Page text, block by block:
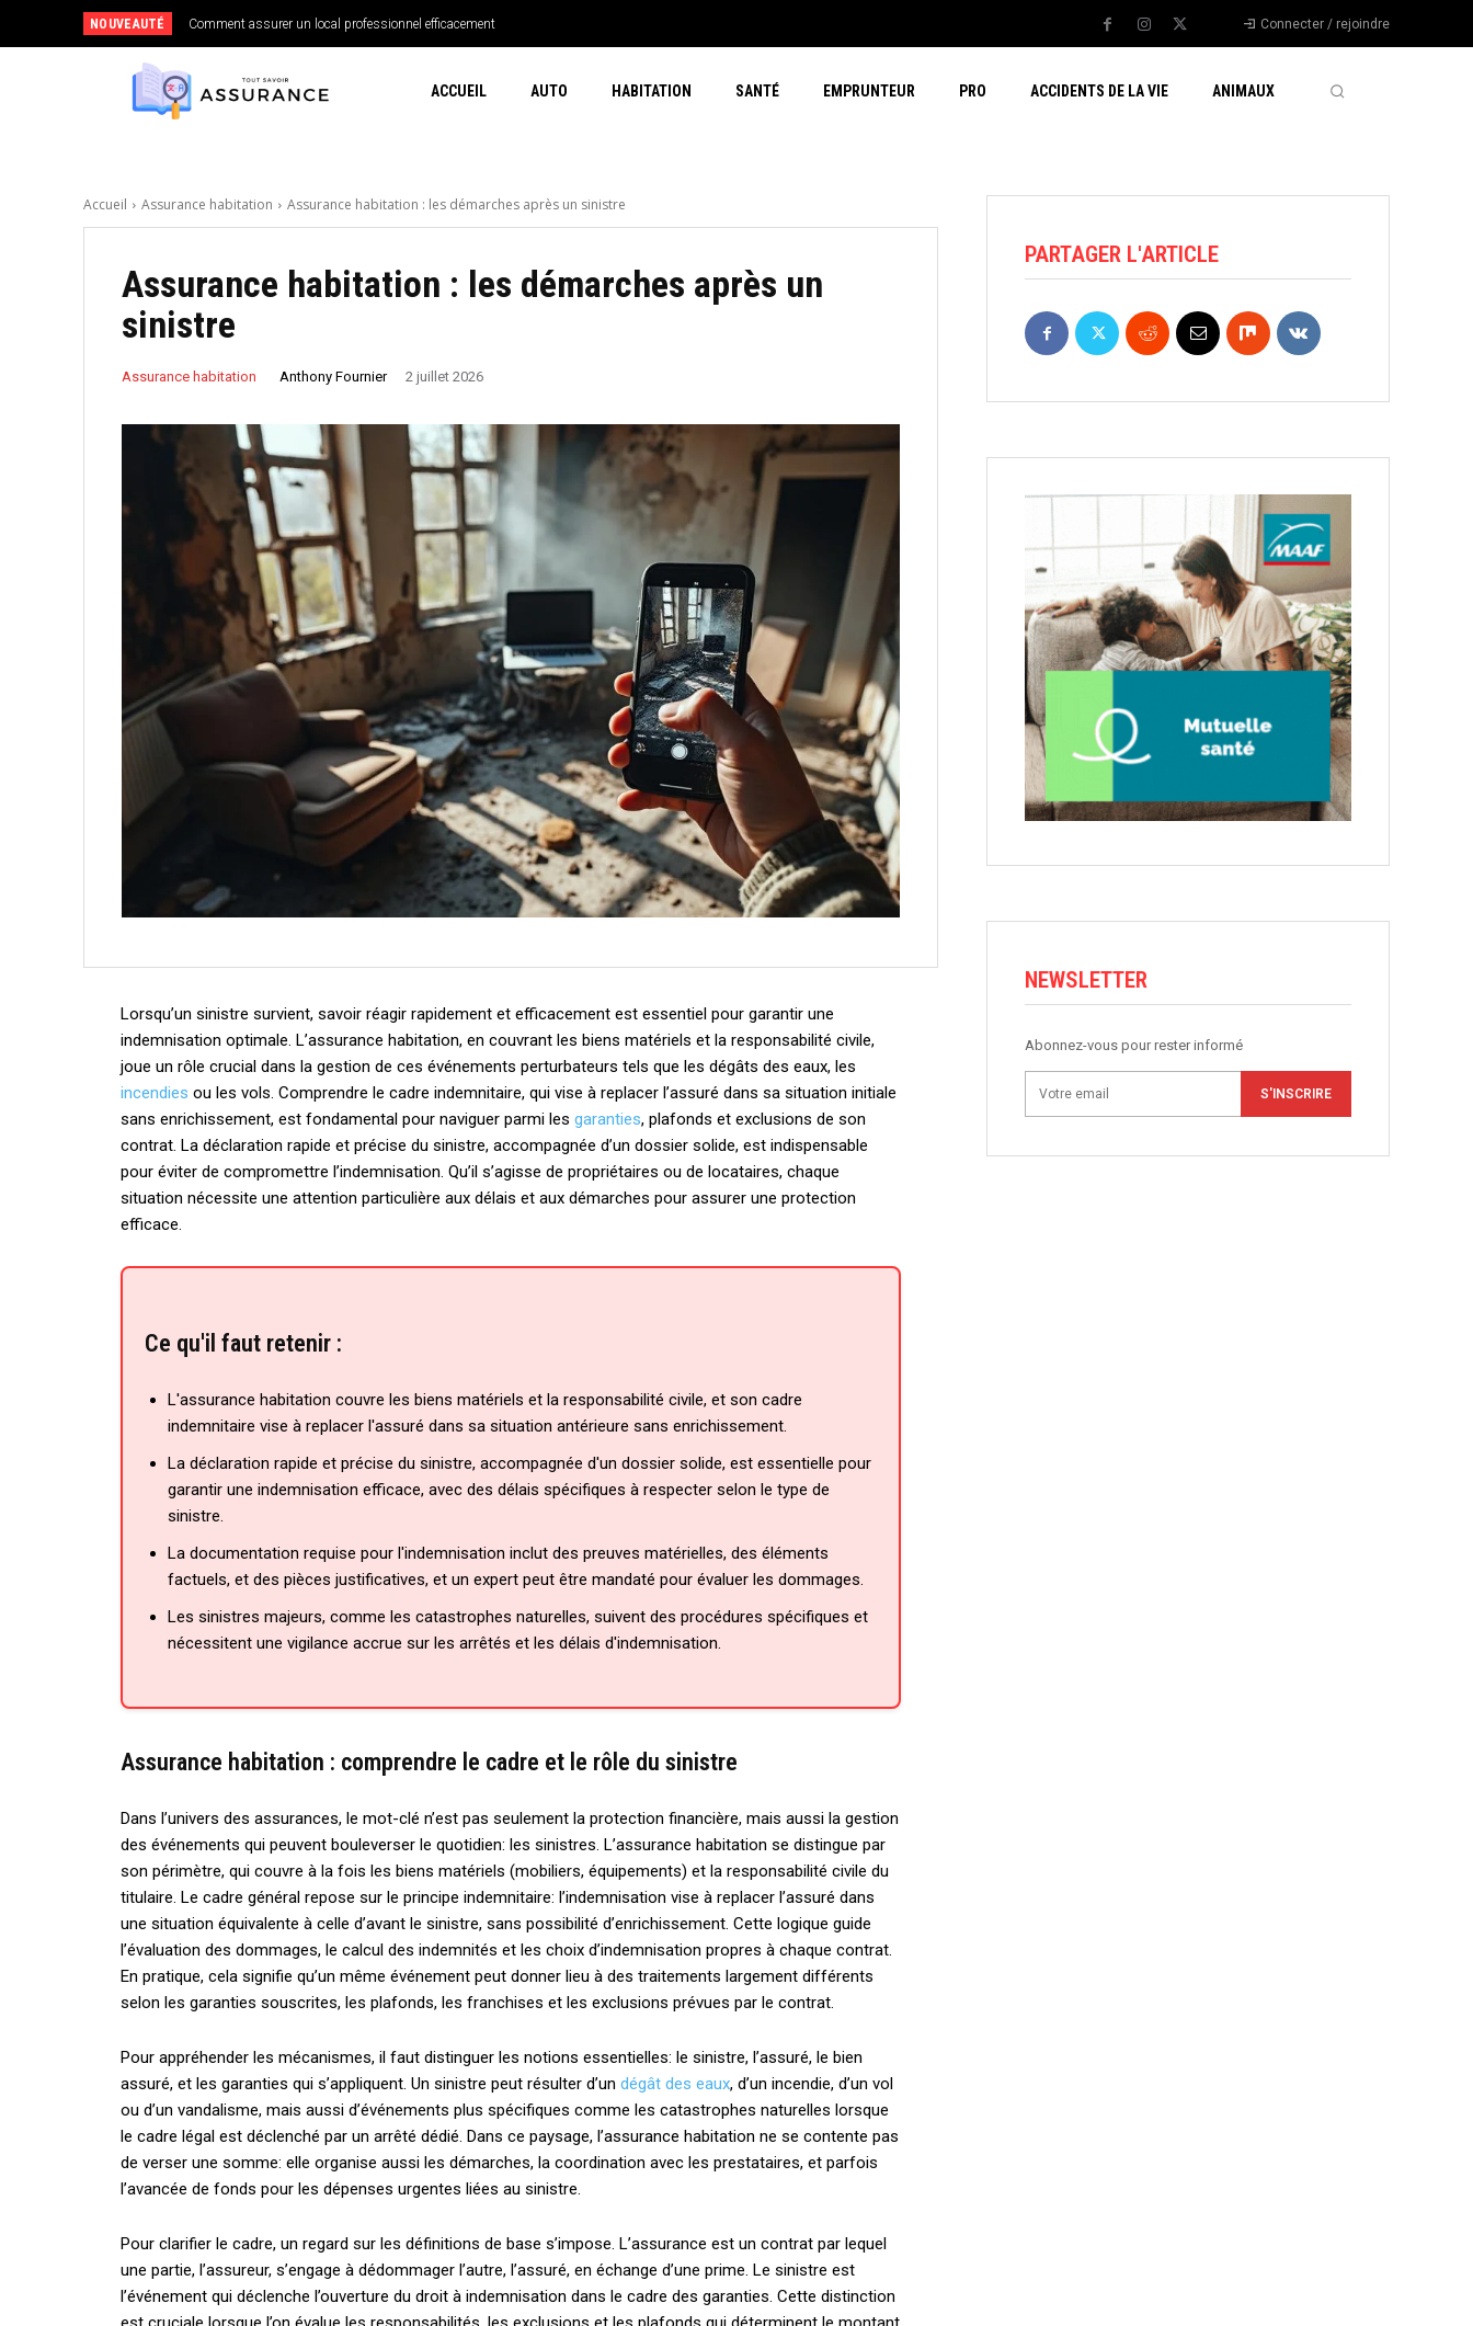
NOUVEAUTÉ Comment assurer un local professionnel efficacement Connecter / rejoindre
ACCUEIL AUTO HABITATION SANTÉ EMPRUNTEUR PRO ACCIDENTS DE LA VIE ANIMAUX
Accueil Assurance habitation Assurance habitation : les démarches après un sinistre
Assurance habitation : les démarches après un
sinistre
Assurance habitation Anthony Fournier 2 juillet 2026
Lorsqu’un sinistre survient, savoir réagir rapidement et efficacement est essentiel pour garantir une
indemnisation optimale. L’assurance habitation, en couvrant les biens matériels et la responsabilité civile,
joue un rôle crucial dans la gestion de ces événements perturbateurs tels que les dégâts des eaux, les
incendies ou les vols. Comprendre le cadre indemnitaire, qui vise à replacer l’assuré dans sa situation initiale
sans enrichissement, est fondamental pour naviguer parmi les garanties, plafonds et exclusions de son
contrat. La déclaration rapide et précise du sinistre, accompagnée d’un dossier solide, est indispensable
pour éviter de compromettre l’indemnisation. Qu’il s’agisse de propriétaires ou de locataires, chaque
situation nécessite une attention particulière aux délais et aux démarches pour assurer une protection
efficace.
Ce qu'il faut retenir :
L'assurance habitation couvre les biens matériels et la responsabilité civile, et son cadre
indemnitaire vise à replacer l'assuré dans sa situation antérieure sans enrichissement.
La déclaration rapide et précise du sinistre, accompagnée d'un dossier solide, est essentielle pour
garantir une indemnisation efficace, avec des délais spécifiques à respecter selon le type de
sinistre.
La documentation requise pour l'indemnisation inclut des preuves matérielles, des éléments
factuels, et des pièces justificatives, et un expert peut être mandaté pour évaluer les dommages.
Les sinistres majeurs, comme les catastrophes naturelles, suivent des procédures spécifiques et
nécessitent une vigilance accrue sur les arrêtés et les délais d'indemnisation.
Assurance habitation : comprendre le cadre et le rôle du sinistre
Dans l’univers des assurances, le mot-clé n’est pas seulement la protection financière, mais aussi la gestion
des événements qui peuvent bouleverser le quotidien: les sinistres. L’assurance habitation se distingue par
son périmètre, qui couvre à la fois les biens matériels (mobiliers, équipements) et la responsabilité civile du
titulaire. Le cadre général repose sur le principe indemnitaire: l’indemnisation vise à replacer l’assuré dans
une situation équivalente à celle d’avant le sinistre, sans possibilité d’enrichissement. Cette logique guide
l’évaluation des dommages, le calcul des indemnités et les choix d’indemnisation propres à chaque contrat.
En pratique, cela signifie qu’un même événement peut donner lieu à des traitements largement différents
selon les garanties souscrites, les plafonds, les franchises et les exclusions prévues par le contrat.
Pour appréhender les mécanismes, il faut distinguer les notions essentielles: le sinistre, l’assuré, le bien
assuré, et les garanties qui s’appliquent. Un sinistre peut résulter d’un dégât des eaux, d’un incendie, d’un vol
ou d’un vandalisme, mais aussi d’événements plus spécifiques comme les catastrophes naturelles lorsque
le cadre légal est déclenché par un arrêté dédié. Dans ce paysage, l’assurance habitation ne se contente pas
de verser une somme: elle organise aussi les démarches, la coordination avec les prestataires, et parfois
l’avancée de fonds pour les dépenses urgentes liées au sinistre.
Pour clarifier le cadre, un regard sur les définitions de base s’impose. L’assurance est un contrat par lequel
une partie, l’assureur, s’engage à dédommager l’autre, l’assuré, en échange d’une prime. Le sinistre est
l’événement qui déclenche l’ouverture du droit à indemnisation dans le cadre des garanties. Cette distinction
PARTAGER L'ARTICLE
NEWSLETTER
Abonnez-vous pour rester informé
S'INSCRIRE